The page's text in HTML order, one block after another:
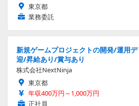
東京都
業務委託
新規ゲームプロジェクトの開発/運用
迎/昇給あり/賞与あり
株式会社NextNinja
東京都
年収400万円～1,000万円
正社員